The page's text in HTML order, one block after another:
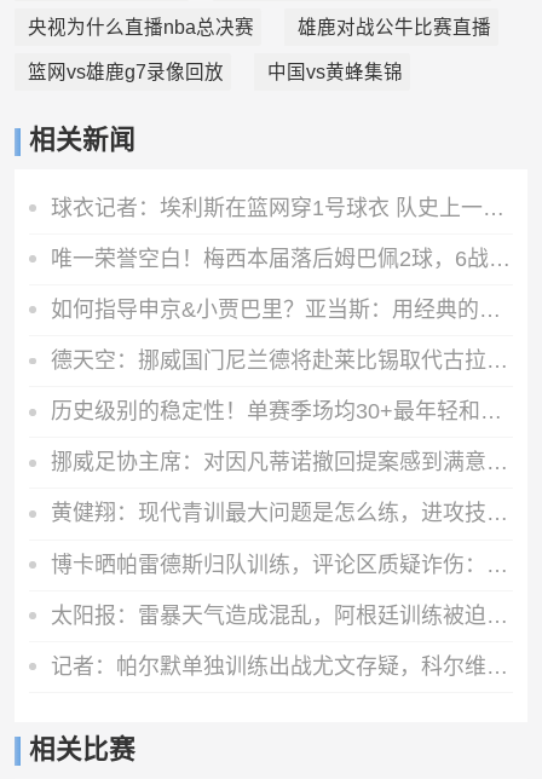
央视为什么直播nba总决赛 雄鹿对战公牛比赛直播
篮网vs雄鹿g7录像回放 中国vs黄蜂集锦
相关新闻
球衣记者：埃利斯在篮网穿1号球衣 队史上一位是扎伊尔·威廉姆斯
唯一荣誉空白！梅西本届落后姆巴佩2球，6战世界杯但没拿过金靴
如何指导申京&小贾巴里？亚当斯：用经典的霸凌战术 就是欺负他们
德天空：挪威国门尼兰德将赴莱比锡取代古拉茨，后者将加盟黄潜
历史级别的稳定性！单赛季场均30+最年轻和最老先生都是詹姆斯
挪威足协主席：对因凡蒂诺撤回提案感到满意 权利制衡机制有问题
黄健翔：现代青训最大问题是怎么练，进攻技术禁不起对抗
博卡晒帕雷德斯归队训练，评论区质疑诈伤：他的肋骨不是断了吗？
太阳报：雷暴天气造成混乱，阿根廷训练被迫推迟
记者：帕尔默单独训练出战尤文存疑，科尔维尔也未参加合练
相关比赛